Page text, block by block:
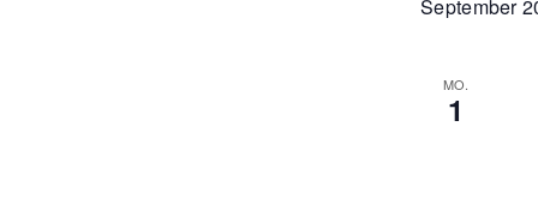
September
MO.
1